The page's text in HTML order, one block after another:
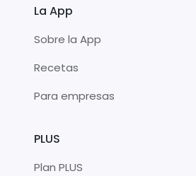
La App
Sobre la App
Recetas
Para empresas
PLUS
Plan PLUS